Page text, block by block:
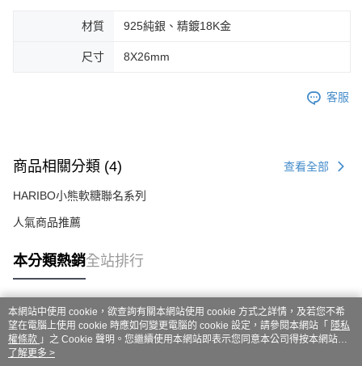
材質 925純銀、精鍍18K金
尺寸 8X26mm
客服
商品相關分類 (4) 查看全部
HARIBO小熊軟糖聯名系列
人氣商品推薦
本分類熱銷全站排行
熱門標籤
本網站中使用 cookie，欲查詢有關本網站使用 cookie 方式之詳情，及若您不希
望在電腦上使用 cookie 時應如何變更電腦的 cookie 設定，請參閱本網站「 隱私
權條款 」之 Cookie 聲明。您繼續使用本網站即表示您同意本公司得按本網站使
用條款之 Cookie 聲明使用 cookie。
了解更多 >